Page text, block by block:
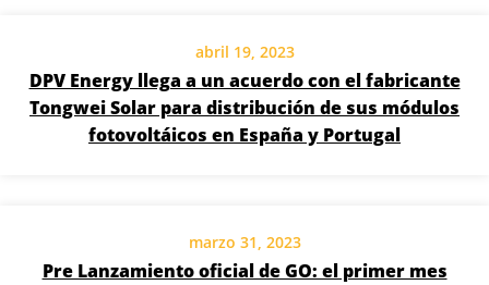
abril 19, 2023
DPV Energy llega a un acuerdo con el fabricante
Tongwei Solar para distribución de sus módulos
fotovoltáicos en España y Portugal
marzo 31, 2023
Pre Lanzamiento oficial de GO: el primer mes